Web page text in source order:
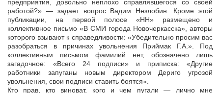
предприятия, довольно неплохо справлявшегося со своей
работой?» — задает вопрос Вадим Незлобин. Кроме этой
публикации, на первой полосе «НН» размещено и
коллективное письмо «В СМИ города Новочеркасска», авторы
которого взывают к справедливости: «Убедительно просим вас
разобраться в причинах увольнения Приймак Г.А.». Под
коллективным письмом фамилий нет, обозначено лишь
загадочное: «Всего 24 подписи» и приписка: «Другие
работники запуганы новым директором Дериго угрозой
увольнения, свои подписи ставить боятся».
Кто прав, кто виноват, кого и чем пугали — лично мне